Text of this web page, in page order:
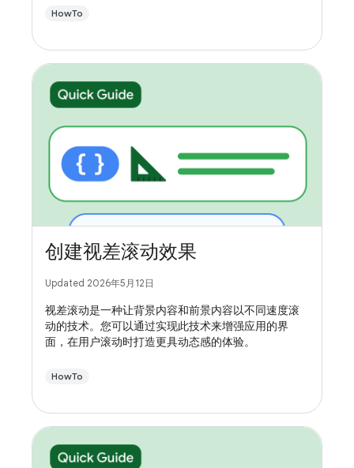
HowTo
创建视差滚动效果
Updated 2026年5月12日
视差滚动是一种让背景内容和前景内容以不同速度滚
动的技术。您可以通过实现此技术来增强应用的界
面，在用户滚动时打造更具动态感的体验。
HowTo